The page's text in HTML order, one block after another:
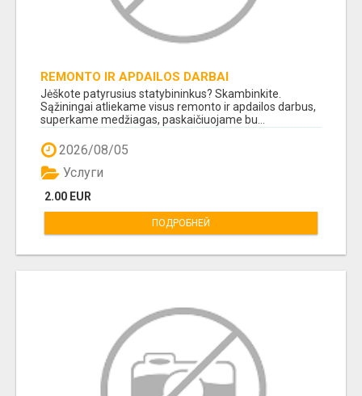
REMONTO IR APDAILOS DARBAI
Jėškote patyrusius statybininkus? Skambinkite.
Sąžiningai atliekame visus remonto ir apdailos darbus,
superkame medžiagas, paskaičiuojame bu...
2026/08/05
2.00 EUR
Услуги
ПОДРОБНЕЙ